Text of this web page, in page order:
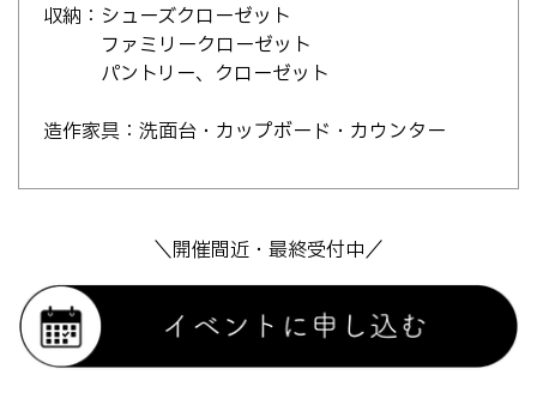
収納：シューズクローゼット
ファミリークローゼット
パントリー、クローゼット
造作家具：洗面台・カップボード・カウンター
＼開催間近・最終受付中／